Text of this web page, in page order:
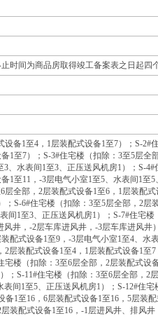
时间为商品房取得竣工备案表之日起四
备1至4，1层装配式设备1至7）；S-2#
1至7）；S-3#住宅楼（扣除：3至5层全
、水表间1至3、正压送风机房1）；S-
1至11，-3层电气小室1至5、水表间1至5
全部，2层装配式设备1至6，1层装配
S-6#住宅楼（扣除：3至5层全部，2层
间1至3、正压送风机房1）；S-7#住宅
井，-2层车库进风井，-3层车库进风井
配式设备1至9，-3层电气小室1至4、水
层装配式设备1至4，1层装配式设备1至
宅楼（扣除：3至6层全部，2层装配式设
；S-11#住宅楼（扣除：3至6层全部，2
间1至5、正压送风机房1）；S-12#住
1至16，6层装配式设备1至16，5层装
装配式设备1至16，-1层进风井、排风井